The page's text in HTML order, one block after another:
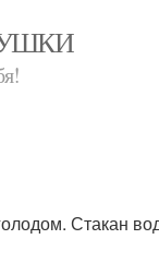
Стакан